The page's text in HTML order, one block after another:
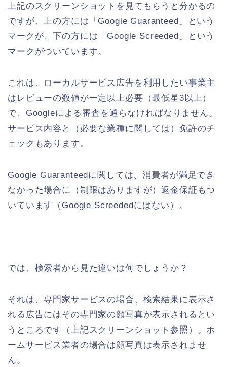
上記のスクリーンショットを見てもらうと分かるの
ですが、上の方には「Google Guaranteed」という
マークが、下の方には「Google Screeded」という
マークがついています。
これは、ローカルサービス広告を利用したい事業主
はレビューの数値が一定以上必要（最低星3以上）
で、Googleによる審査を通らなければなりません。
サービス内容と（必要な業種に関しては）免許のチ
ェックもあります。
Google Guaranteedに関しては、消費者が満足でき
なかった場合に（制限はありますが）返金保証もつ
いています（Google Screededにはない）。
では、検索者から見た違いは何でしょうか？
それは、専門家サービスの場合、検索結果に表示さ
れる広告にはその専門家の顔写真が表示されるとい
うところです（上記スクリーンショット参照）。ホ
ームサービス業者の場合は顔写真は表示されませ
ん。